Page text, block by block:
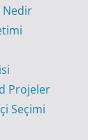
Nedir
Projeler
Seçimi